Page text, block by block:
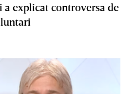
a explicat controversa de